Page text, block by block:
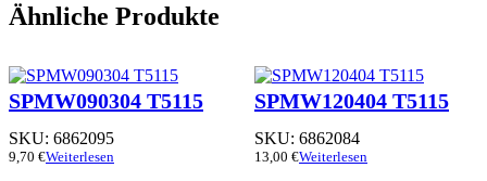
Ähnliche Produkte
SPMW090304 T5115
SKU: 6862095
9,70 €Weiterlesen
SPMW120404 T5115
SKU: 6862084
13,00 €Weiterlesen